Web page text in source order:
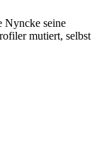
Nyncke seine
mutiert, selbst